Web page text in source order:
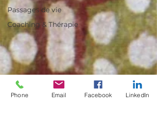
Passages de vie
Coaching & Thérapie
Phone Email Facebook LinkedIn